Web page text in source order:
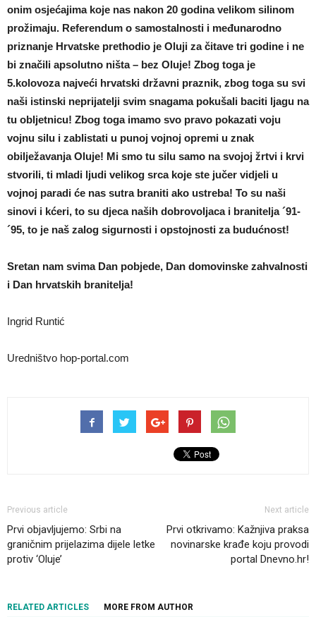
onim osjećajima koje nas nakon 20 godina velikom silinom
prožimaju. Referendum o samostalnosti i međunarodno
priznanje Hrvatske prethodio je Oluji za čitave tri godine i ne
bi značili apsolutno ništa – bez Oluje! Zbog toga je
5.kolovoza najveći hrvatski državni praznik, zbog toga su svi
naši istinski neprijatelji svim snagama pokušali baciti ljagu na
tu obljetnicu! Zbog toga imamo svo pravo pokazati voju
vojnu silu i zablistati u punoj vojnoj opremi u znak
obilježavanja Oluje! Mi smo tu silu samo na svojoj žrtvi i krvi
stvorili, ti mladi ljudi velikog srca koje ste jučer vidjeli u
vojnoj paradi će nas sutra braniti ako ustreba! To su naši
sinovi i kćeri, to su djeca naših dobrovoljaca i branitelja ´91-
´95, to je naš zalog sigurnosti i opstojnosti za budućnost!
Sretan nam svima Dan pobjede, Dan domovinske zahvalnosti
i Dan hrvatskih branitelja!
Ingrid Runtić
Uredništvo hop-portal.com
Previous article
Prvi objavljujemo: Srbi na
graničnim prijelazima dijele letke
protiv ‘Oluje’
Next article
Prvi otkrivamo: Kažnjiva praksa
novinarske krađe koju provodi
portal Dnevno.hr!
RELATED ARTICLES MORE FROM AUTHOR